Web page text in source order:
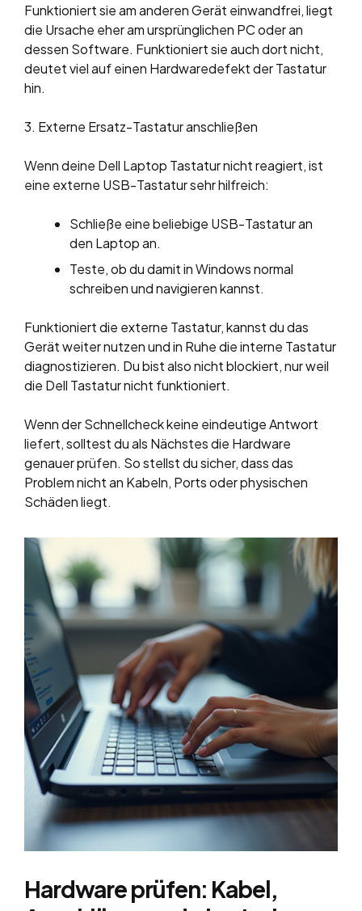
Funktioniert sie am anderen Gerät einwandfrei, liegt
die Ursache eher am ursprünglichen PC oder an
dessen Software. Funktioniert sie auch dort nicht,
deutet viel auf einen Hardwaredefekt der Tastatur
hin.
3. Externe Ersatz-Tastatur anschließen
Wenn deine Dell Laptop Tastatur nicht reagiert, ist
eine externe USB-Tastatur sehr hilfreich:
Schließe eine beliebige USB-Tastatur an
den Laptop an.
Teste, ob du damit in Windows normal
schreiben und navigieren kannst.
Funktioniert die externe Tastatur, kannst du das
Gerät weiter nutzen und in Ruhe die interne Tastatur
diagnostizieren. Du bist also nicht blockiert, nur weil
die Dell Tastatur nicht funktioniert.
Wenn der Schnellcheck keine eindeutige Antwort
liefert, solltest du als Nächstes die Hardware
genauer prüfen. So stellst du sicher, dass das
Problem nicht an Kabeln, Ports oder physischen
Schäden liegt.
Hardware prüfen: Kabel,